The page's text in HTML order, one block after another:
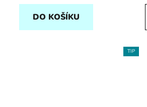
DO KOŠÍKU
TIP